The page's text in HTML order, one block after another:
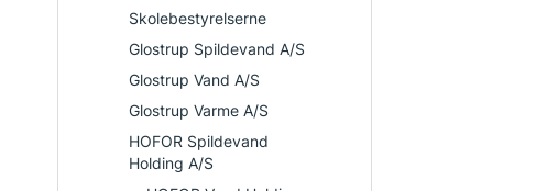
Skolebestyrelserne
Glostrup Spildevand A/S
Glostrup Vand A/S
Glostrup Varme A/S
HOFOR Spildevand
Holding A/S